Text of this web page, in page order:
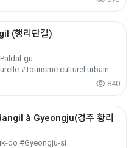
(행리단길)
gu
#Ruelle, Rue culturelle #Tourisme culturel urbain et régional #Tourisme culturel
840
à Gyeongju(경주 황리
do #Gyeongju-si